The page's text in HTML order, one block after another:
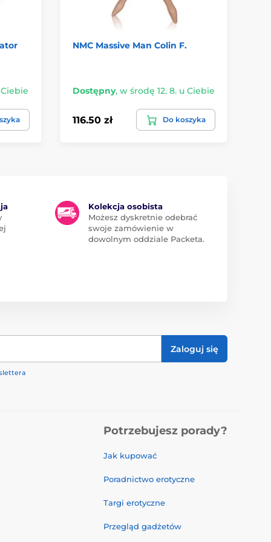
NMC Massive Man Colin F.
Dostępny, w środę 12. 8. u Ciebie
116.50 zł Do koszyka
Kolekcja osobista
Możesz dyskretnie odebrać
swoje zamówienie w
dowolnym oddziale Packeta.
Zaloguj się
Potrzebujesz porady?
Jak kupować
Poradnictwo erotyczne
Targi erotyczne
Przegląd gadżetów